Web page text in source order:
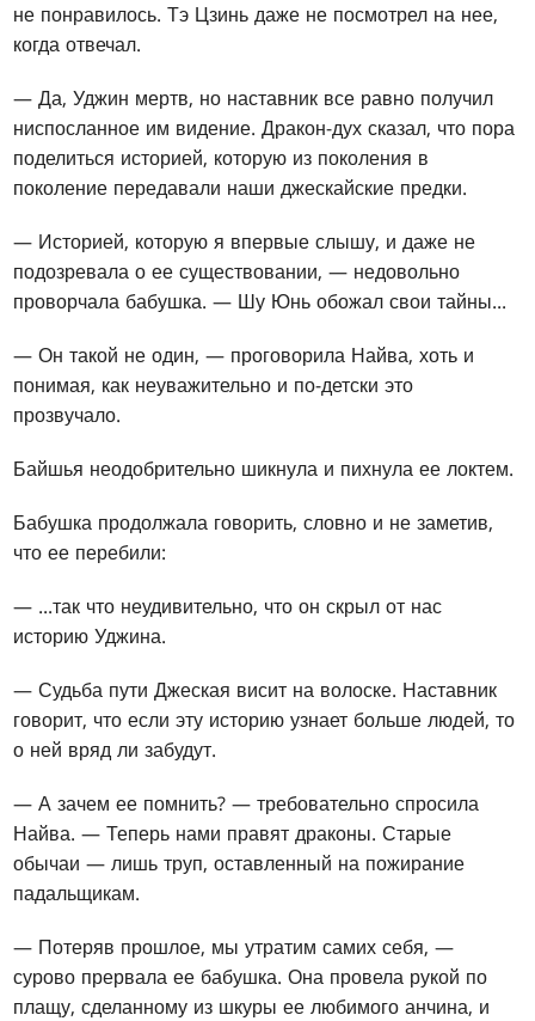
не понравилось. Тэ Цзинь даже не посмотрел на нее,
когда отвечал.
— Да, Уджин мертв, но наставник все равно получил
ниспосланное им видение. Дракон-дух сказал, что пора
поделиться историей, которую из поколения в
поколение передавали наши джескайские предки.
— Историей, которую я впервые слышу, и даже не
подозревала о ее существовании, — недовольно
проворчала бабушка. — Шу Юнь обожал свои тайны...
— Он такой не один, — проговорила Найва, хоть и
понимая, как неуважительно и по-детски это
прозвучало.
Байшья неодобрительно шикнула и пихнула ее локтем.
Бабушка продолжала говорить, словно и не заметив,
что ее перебили:
— ...так что неудивительно, что он скрыл от нас
историю Уджина.
— Судьба пути Джеская висит на волоске. Наставник
говорит, что если эту историю узнает больше людей, то
о ней вряд ли забудут.
— А зачем ее помнить? — требовательно спросила
Найва. — Теперь нами правят драконы. Старые
обычаи — лишь труп, оставленный на пожирание
падальщикам.
— Потеряв прошлое, мы утратим самих себя, —
сурово прервала ее бабушка. Она провела рукой по
плащу, сделанному из шкуры ее любимого анчина, и